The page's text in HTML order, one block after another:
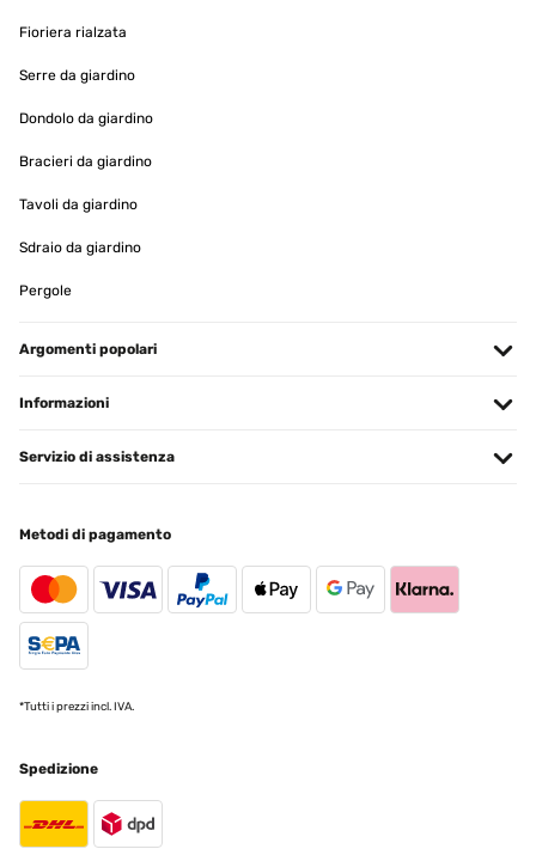
Fioriera rialzata
Serre da giardino
Dondolo da giardino
Bracieri da giardino
Tavoli da giardino
Sdraio da giardino
Pergole
Argomenti popolari
Informazioni
Servizio di assistenza
Metodi di pagamento
*Tutti i prezzi incl. IVA.
Spedizione